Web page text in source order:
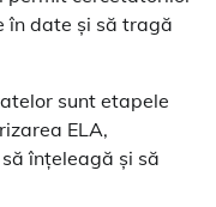
în date și să tragă
sunt etapele
ELA,
înțeleagă și să